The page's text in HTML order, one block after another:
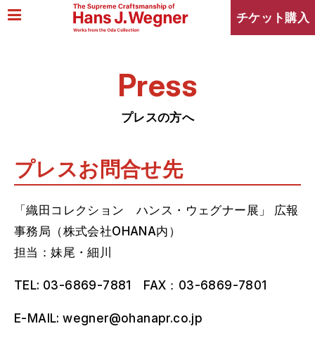
チケット購入
Press
プレスの方へ
プレスお問合せ先
「織田コレクション ハンス・ウェグナー展」 広報
事務局（株式会社OHANA内）
担当：妹尾・細川
TEL: 03-6869-7881 FAX：03-6869-7801
E-MAIL: wegner@ohanapr.co.jp